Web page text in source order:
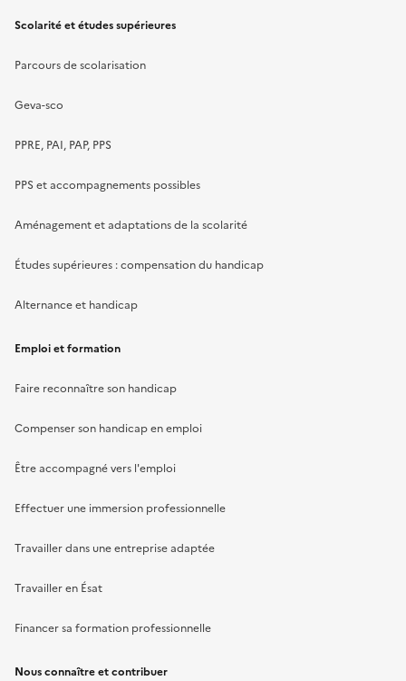
Scolarité et études supérieures
Parcours de scolarisation
Geva-sco
PPRE, PAI, PAP, PPS
PPS et accompagnements possibles
Aménagement et adaptations de la scolarité
Études supérieures : compensation du handicap
Alternance et handicap
Emploi et formation
Faire reconnaître son handicap
Compenser son handicap en emploi
Être accompagné vers l'emploi
Effectuer une immersion professionnelle
Travailler dans une entreprise adaptée
Travailler en Ésat
Financer sa formation professionnelle
Nous connaître et contribuer